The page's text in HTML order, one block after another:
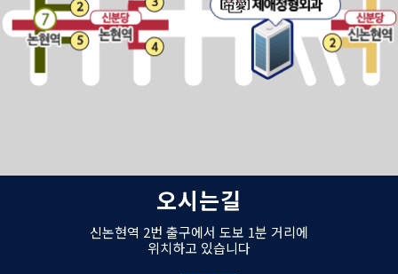
오시는길
신논현역 2번 출구에서 도보 1분 거리에
위치하고 있습니다